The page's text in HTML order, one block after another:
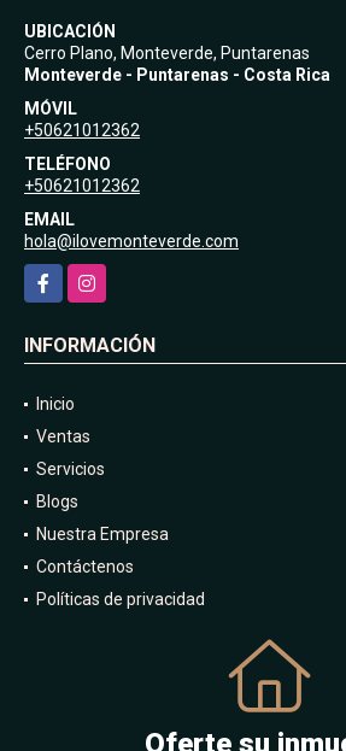
UBICACIÓN
Cerro Plano, Monteverde, Puntarenas
Monteverde - Puntarenas - Costa Rica
MÓVIL
+50621012362
TELÉFONO
+50621012362
EMAIL
hola@ilovemonteverde.com
FacebookInstagram
INFORMACIÓN
Inicio
Ventas
Servicios
Blogs
Nuestra Empresa
Contáctenos
Políticas de privacidad
Oferte su